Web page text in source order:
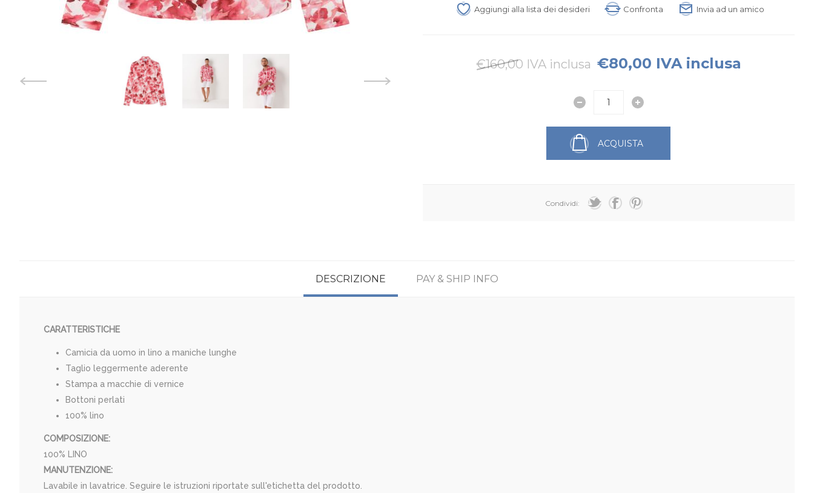
Aggiungi alla lista dei desideri Confronta Invia ad un amico
€160,00 IVA inclusa €80,00 IVA inclusa
ACQUISTA
Condividi:
DESCRIZIONE PAY & SHIP INFO
CARATTERISTICHE
Camicia da uomo in lino a maniche lunghe
Taglio leggermente aderente
Stampa a macchie di vernice
Bottoni perlati
100% lino
COMPOSIZIONE:
100% LINO
MANUTENZIONE:
Lavabile in lavatrice. Seguire le istruzioni riportate sull'etichetta del prodotto.